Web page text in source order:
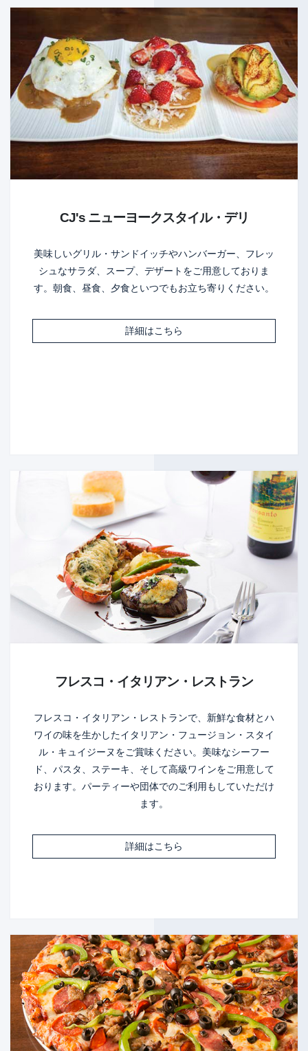
CJ's ニューヨークスタイル・デリ
美味しいグリル・サンドイッチやハンバーガー、フレッ
シュなサラダ、スープ、デザートをご用意しておりま
す。朝食、昼食、夕食といつでもお立ち寄りください。
詳細はこちら
フレスコ・イタリアン・レストラン
フレスコ・イタリアン・レストランで、新鮮な食材とハ
ワイの味を生かしたイタリアン・フュージョン・スタイ
ル・キュイジーヌをご賞味ください。美味なシーフー
ド、パスタ、ステーキ、そして高級ワインをご用意して
おります。パーティーや団体でのご利用もしていただけ
ます。
詳細はこちら